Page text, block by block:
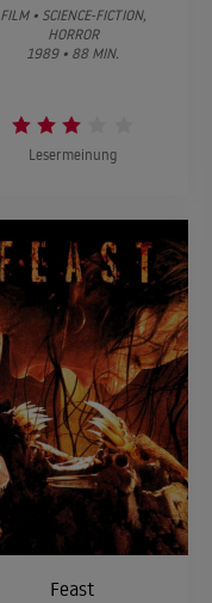
FILM • SCIENCE-FICTION,
HORROR
1989 • 88 MIN.
Lesermeinung
Feast